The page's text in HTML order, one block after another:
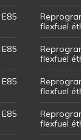
flexfuel
flexfuel
flexfuel
flexfuel